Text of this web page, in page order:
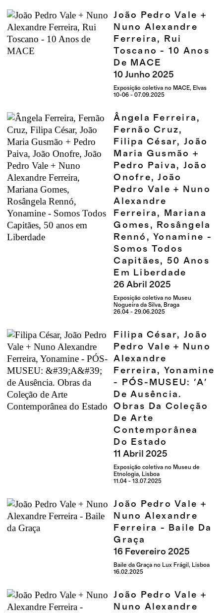
João Pedro Vale +
Nuno Alexandre
Ferreira, Rui
Toscano - 10 Anos
De MACE
10 Junho 2025
Exposição coletiva no MACE, Elvas
10-06 - 07.09.2025
Ângela Ferreira,
Fernão Cruz,
Filipa César, João
Maria Gusmão +
Pedro Paiva, João
Onofre, João
Pedro Vale + Nuno
Alexandre
Ferreira, Mariana
Gomes, Rosângela
Rennó, Yonamine -
Somos Todos
Capitães, 50 Anos
Em Liberdade
26 Abril 2025
Exposição coletiva no Museu
Nogueira da Silva, Braga
26.04 - 29.06.2025
Filipa César, João
Pedro Vale + Nuno
Alexandre
Ferreira, Yonamine
- PÓS-MUSEU: 'A'
De Ausência.
Obras Da Coleção
De Arte
Contemporânea
Do Estado
11 Abril 2025
Exposição coletiva no Museu de
Etnologia, Lisboa
11.04 - 13.07.2025
João Pedro Vale +
Nuno Alexandre
Ferreira - Baile Da
Graça
16 Fevereiro 2025
Baile da Graça no Lux Frágil, Lisboa
16.02.2025
João Pedro Vale +
Nuno Alexandre